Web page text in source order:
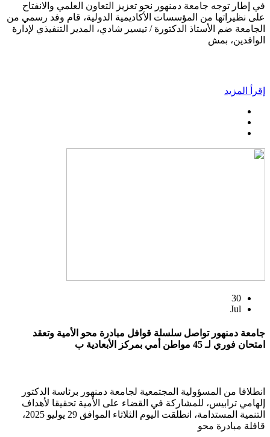
في إطار توجه جامعة دمنهور نحو تعزيز التعاون العلمي والانفتاح
على نظيراتها من المؤسسات الأكاديمية الدولية، قام وفد رسمي من
الجامعة ضم الأستاذ الدكتورة / تيسير شادي، المدير التنفيذي لإدارة
الوافدين، بمش
إقرأ المزيد
30
Jul
جامعة دمنهور تواصل سلسلة قوافل مبادرة محو الأمية وتعقد
امتحان فوري لـ 45 مواطن أمي بمركز الأبعادية ب
انطلاقا من المسؤولية المجتمعية لجامعة دمنهور برئاسة الدكتور
إلهامي ترابيس، للمشاركة في القضاء على الأمية تحقيقا لأهداف
التنمية المستدامة، انطلقت اليوم الثلاثاء الموافق 29 يوليو 2025،
قافلة مبادرة محو